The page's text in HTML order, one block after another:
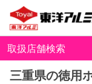
取扱店舗検索
三重県の徳用